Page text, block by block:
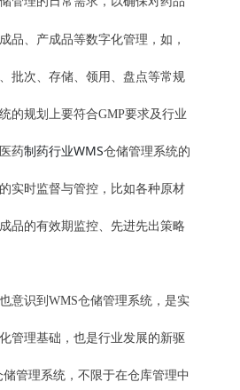
品、产成品等数字化管理，如，
批次、存储、领用、盘点等常规
的规划上要符合GMP要求及行业
药制药行业WMS仓储管理系统的
实时监督与管控，比如各种原材
品的有效期监控、先进先出策略
意识到WMS仓储管理系统，是实
管理基础，也是行业发展的新驱
管理系统，不限于在仓库管理中